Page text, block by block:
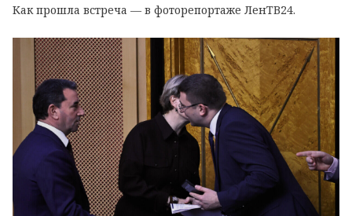
Как прошла встреча — в фоторепортаже ЛенТВ24.